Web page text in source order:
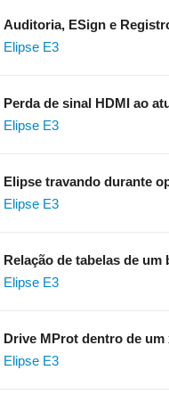
Auditoria, ESign e
Elipse E3
Perda de sinal HDMI ao
Elipse E3
Elipse travando durante
Elipse E3
Relação de tabelas de um
Elipse E3
Drive MProt dentro de
Elipse E3